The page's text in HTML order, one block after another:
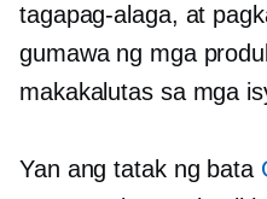
tagapag-alaga, at
gumawa ng mga
makakalutas sa mga
Yan ang tatak ng bata